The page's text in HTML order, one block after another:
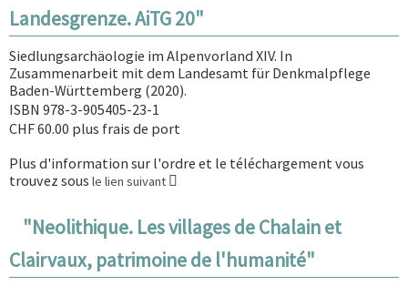
Landesgrenze. AiTG 20"
Siedlungsarchäologie im Alpenvorland XIV. In
Zusammenarbeit mit dem Landesamt für Denkmalpflege
Baden-Württemberg (2020).
ISBN 978-3-905405-23-1
CHF 60.00 plus frais de port
Plus d'information sur l'ordre et le téléchargement vous
trouvez sous le lien suivant
"Neolithique. Les villages de Chalain et
Clairvaux, patrimoine de l'humanité"